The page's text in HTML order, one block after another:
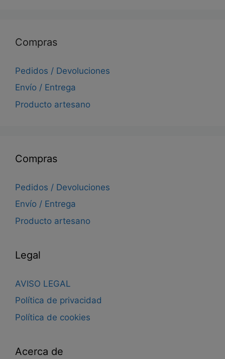
Compras
Pedidos / Devoluciones
Envío / Entrega
Producto artesano
Compras
Pedidos / Devoluciones
Envío / Entrega
Producto artesano
Legal
AVISO LEGAL
Política de privacidad
Política de cookies
Acerca de